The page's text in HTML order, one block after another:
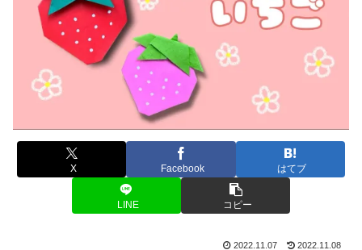
X Facebook はてブ
LINE コピー
2022.11.07 2022.11.08